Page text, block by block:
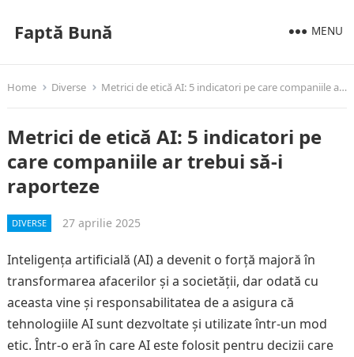
Faptă Bună MENU
Home Diverse Metrici de etică AI: 5 indicatori pe care companiile ar trebui să-i raporteze
Metrici de etică AI: 5 indicatori pe
care companiile ar trebui să-i
raporteze
DIVERSE 27 aprilie 2025
Inteligența artificială (AI) a devenit o forță majoră în
transformarea afacerilor și a societății, dar odată cu
aceasta vine și responsabilitatea de a asigura că
tehnologiile AI sunt dezvoltate și utilizate într-un mod
etic. Într-o eră în care AI este folosit pentru decizii care